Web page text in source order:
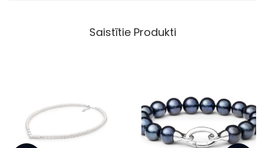
Saistītie Produkti